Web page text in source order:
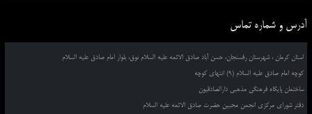
آدرس و شماره تماس
استان کرمان ، شهرستان رفسنجان، حسن آباد صادق الائمه علیه السلام نوق، بلوار امام صادق علیه السلام
کوچه امام صادق علیه السلام (9) انتهای کوچه
ساختمان پایگاه فرهنگی مذهبی دارالصادقیون
دفتر شورای مرکزی انجمن محبین حضرت صادق الائمه علیه السلام